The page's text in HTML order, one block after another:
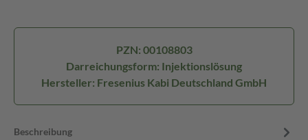
PZN: 00108803
Darreichungsform: Injektionslösung
Hersteller: Fresenius Kabi Deutschland GmbH
Beschreibung